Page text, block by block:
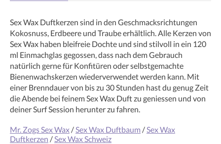
Sex Wax Duftkerzen sind in den Geschmacksrichtungen
Kokosnuss, Erdbeere und Traube erhältlich. Alle Kerzen von
Sex Wax haben bleifreie Dochte und sind stilvoll in ein 120
ml Einmachglas gegossen, dass nach dem Gebrauch
natürlich gerne für Konfitüren oder selbstgemachte
Bienenwachskerzen wiederverwendet werden kann. Mit
einer Brenndauer von bis zu 30 Stunden hast du genug Zeit
die Abende bei feinem Sex Wax Duft zu geniessen und von
deiner Surf Session herunter zu fahren.
Mr. Zogs Sex Wax / Sex Wax Duftbaum / Sex Wax
Duftkerzen / Sex Wax Schweiz